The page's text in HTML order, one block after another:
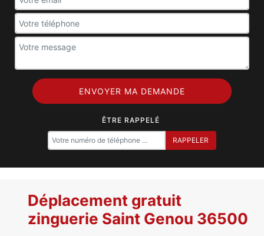
ÊTRE RAPPELÉ
Déplacement gratuit
zinguerie Saint Genou 36500